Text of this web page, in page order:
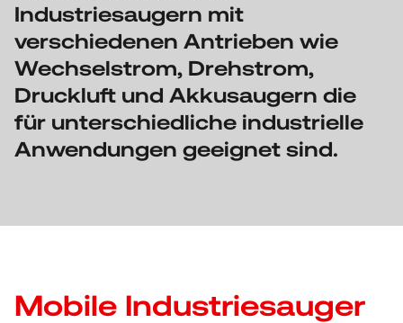
Industriesaugern mit
verschiedenen Antrieben wie
Wechselstrom, Drehstrom,
Druckluft und Akkusaugern die
für unterschiedliche industrielle
Anwendungen geeignet sind.
Mobile Industriesauger